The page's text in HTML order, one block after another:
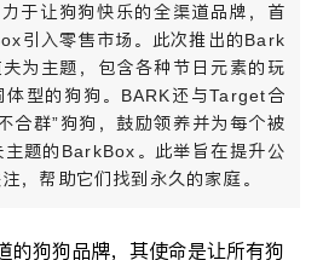
于让狗狗快乐的全渠道品牌，首
引入零售市场。此次推出的Bark
为主题，包含各种节日元素的玩
体型的狗狗。BARK还与Target合
合群”狗狗，鼓励领养并为每个被
题的BarkBox。此举旨在提升公
，帮助它们找到永久的家庭。
的狗狗品牌，其使命是让所有狗